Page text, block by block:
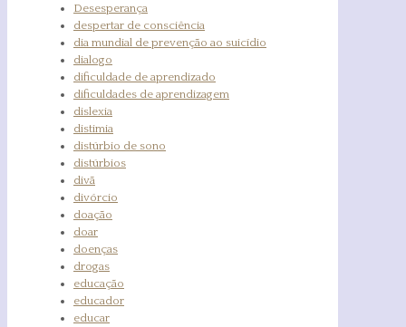
Desesperança
despertar de consciência
dia mundial de prevenção ao suicídio
dialogo
dificuldade de aprendizado
dificuldades de aprendizagem
dislexia
distimia
distúrbio de sono
distúrbios
divã
divórcio
doação
doar
doenças
drogas
educação
educador
educar